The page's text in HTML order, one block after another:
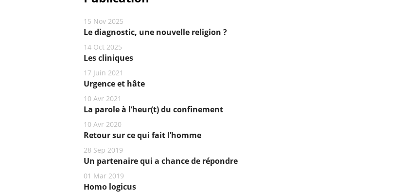
15 Nov 2025
Le diagnostic, une nouvelle religion ?
14 Oct 2025
Les cliniques
17 Juin 2021
Urgence et hâte
10 Avr 2021
La parole à l’heur(t) du confinement
10 Avr 2020
Retour sur ce qui fait l’homme
28 Sep 2019
Un partenaire qui a chance de répondre
01 Mar 2019
Homo logicus